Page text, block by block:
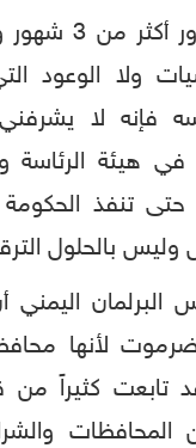
وتابع: "نظرا
ولا الوعود
فإنه لا
هيئة الرئاسة
تنفذ الحكومة
بالحلول
البرلمان
لأنها
كثيراً من
المحافظات